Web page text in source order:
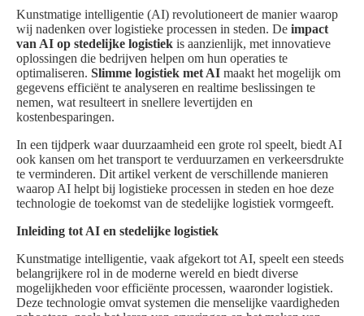
Kunstmatige intelligentie (AI) revolutioneert de manier waarop
wij nadenken over logistieke processen in steden. De impact
van AI op stedelijke logistiek is aanzienlijk, met innovatieve
oplossingen die bedrijven helpen om hun operaties te
optimaliseren. Slimme logistiek met AI maakt het mogelijk om
gegevens efficiënt te analyseren en realtime beslissingen te
nemen, wat resulteert in snellere levertijden en
kostenbesparingen.
In een tijdperk waar duurzaamheid een grote rol speelt, biedt AI
ook kansen om het transport te verduurzamen en verkeersdrukte
te verminderen. Dit artikel verkent de verschillende manieren
waarop AI helpt bij logistieke processen in steden en hoe deze
technologie de toekomst van de stedelijke logistiek vormgeeft.
Inleiding tot AI en stedelijke logistiek
Kunstmatige intelligentie, vaak afgekort tot AI, speelt een steeds
belangrijkere rol in de moderne wereld en biedt diverse
mogelijkheden voor efficiënte processen, waaronder logistiek.
Deze technologie omvat systemen die menselijke vaardigheden